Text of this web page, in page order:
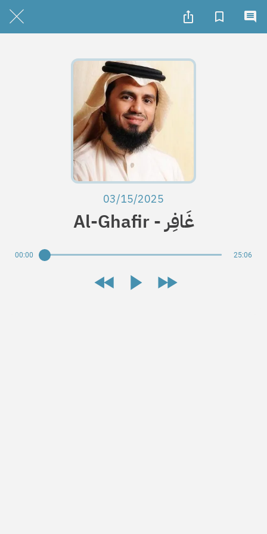
03/15/2025
Al-Ghafir - غَافِر
00:00 25:06